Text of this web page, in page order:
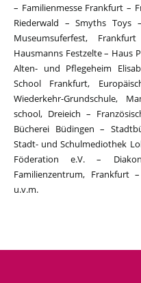
– Familienmesse Frankfurt –
Riederwald – Smyths Toys
Museumsuferfest,
Hausmanns Festzelte – Haus
Alten- und Pflegeheim
School Frankfurt,
Wiederkehr-Grundschule,
school, Dreieich –
Bücherei Büdingen –
Stadt- und Schulmediothek
Föderation e.V. –
Familienzentrum, Frankfurt
u.v.m.